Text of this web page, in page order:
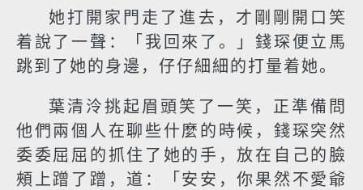
她打開家門走了進去，才剛剛開口笑
着說了一聲：「我回來了。」錢琛便立馬
跳到了她的身邊，仔仔細細的打量着她。
葉清泠挑起眉頭笑了一笑，正準備問
他們兩個人在聊些什麼的時候，錢琛突然
委委屈屈的抓住了她的手，放在自己的臉
頰上蹭了蹭，道：「安安，你果然不愛爺